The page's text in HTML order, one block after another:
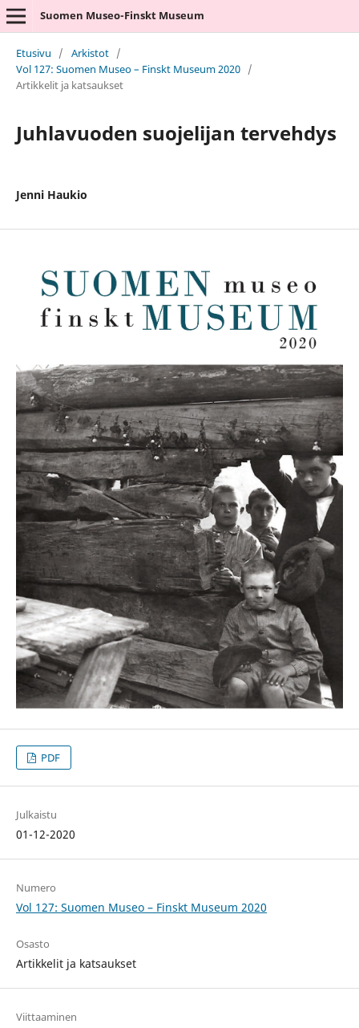
Suomen Museo-Finskt Museum
Etusivu / Arkistot /
Vol 127: Suomen Museo – Finskt Museum 2020 /
Artikkelit ja katsaukset
Juhlavuoden suojelijan tervehdys
Jenni Haukio
PDF
Julkaistu
01-12-2020
Numero
Vol 127: Suomen Museo – Finskt Museum 2020
Osasto
Artikkelit ja katsaukset
Viittaaminen